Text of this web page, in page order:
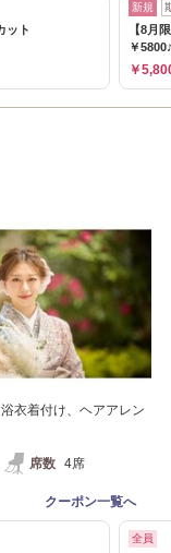
ット
新規
【8月
￥
￥
衣着付け、ヘアアレン
席数 4席
クーポン一覧へ
全員